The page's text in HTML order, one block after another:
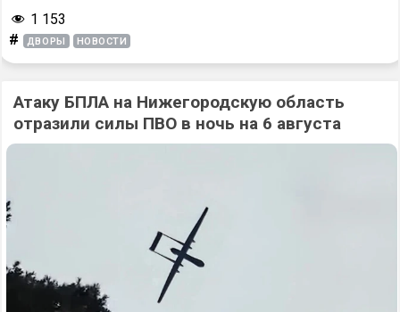
1 153
# ДВОРЫ НОВОСТИ
Атаку БПЛА на Нижегородскую область
отразили силы ПВО в ночь на 6 августа